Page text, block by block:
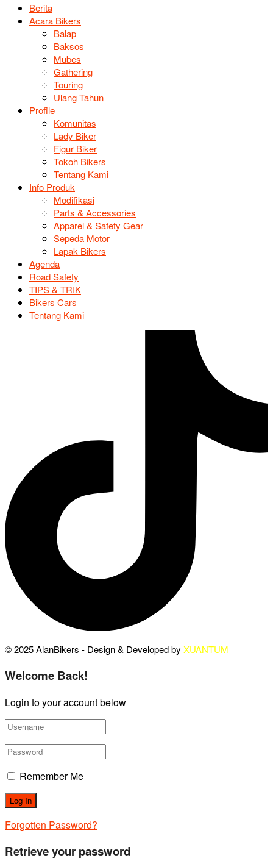
Berita
Acara Bikers
Balap
Baksos
Mubes
Gathering
Touring
Ulang Tahun
Profile
Komunitas
Lady Biker
Figur Biker
Tokoh Bikers
Tentang Kami
Info Produk
Modifikasi
Parts & Accessories
Apparel & Safety Gear
Sepeda Motor
Lapak Bikers
Agenda
Road Safety
TIPS & TRIK
Bikers Cars
Tentang Kami
© 2025 AlanBikers - Design & Developed by XUANTUM
Welcome Back!
Login to your account below
Remember Me
Forgotten Password?
Retrieve your password